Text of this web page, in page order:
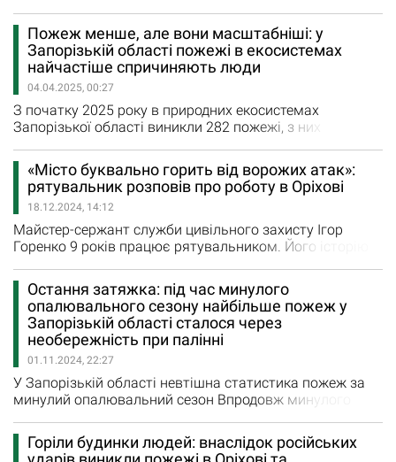
екосистемах. Його учасники обговорили ситуацію в
агропромисловому секторі, на території Національного
заповідника «Хортиця» та лісових масивів. «З початку
2025 року в природних екосистемах…
Пожеж менше, але вони масштабніші: у
Запорізькій області пожежі в екосистемах
найчастіше спричиняють люди
04.04.2025, 00:27
З початку 2025 року в природних екосистемах
Запорізької області виникли 282 пожежі, з них
навколишньому природньому середовищу загальною
площею 44,2 га. У 2024 році за аналогічний період
сталося за кількістю більше пожеж – 313, але площа
цих пожеж склала 17,3 га. «Тобто пожеж було більше,
але вони…
«Місто буквально горить від ворожих атак»:
рятувальник розповів про роботу в Оріхові
18.12.2024, 14:12
Майстер-сержант служби цивільного захисту Ігор
Горенко 9 років працює рятувальником. Його історію
України і віру в перемогу розповіли на сайті Головного
управління ДСНС України у Запорізькій області. Свій
професійний шлях командир відділення 20 ДПРЧ ГУ
ДСНС України у Запорізькій області Ігор Горенко
розпочав у Токмаку,…
Остання затяжка: під час минулого
опалювального сезону найбільше пожеж у
Запорізькій області сталося через
необережність при палінні
01.11.2024, 22:27
У Запорізькій області невтішна статистика пожеж за
минулий опалювальний сезон Впродовж минулого
березня 2024 року, на підконтрольній території
Запорізької області виникло 1447 пожеж, в результаті
Горіли будинки людей: внаслідок російських